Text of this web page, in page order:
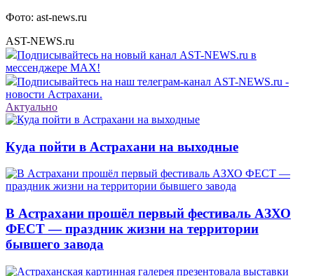
Фото: ast-news.ru
AST-NEWS.ru
Подписывайтесь на новый канал AST-NEWS.ru в
мессенджере MAX!
Подписывайтесь на наш телеграм-канал AST-NEWS.ru -
новости Астрахани.
Актуально
Куда пойти в Астрахани на выходные
В Астрахани прошёл первый фестиваль АЗХО
ФЕСТ — праздник жизни на территории
бывшего завода